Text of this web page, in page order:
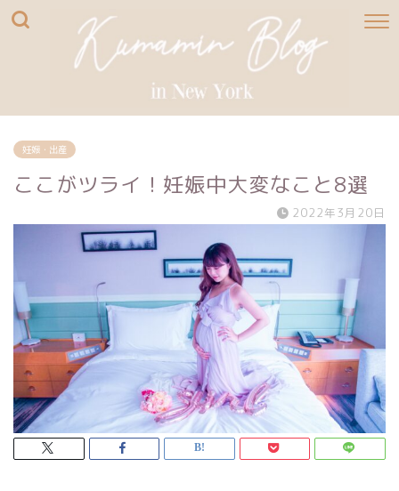
妊娠・出産
ここがツライ！妊娠中大変なこと8選
2022年3月20日